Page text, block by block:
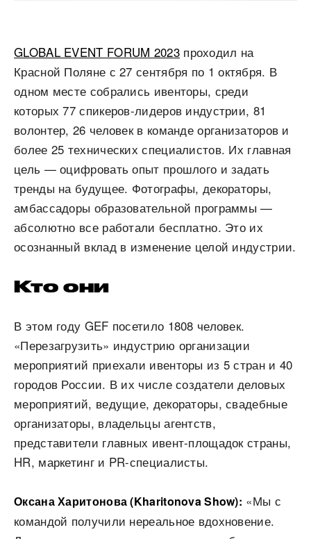
GLOBAL EVENT FORUM 2023проходил на
Красной Поляне с 27 сентября по 1 октября. В
одном месте собрались ивенторы, среди
которых 77 спикеров-лидеров индустрии, 81
волонтер, 26 человек в команде организаторов и
более 25 технических специалистов. Их главная
цель — оцифровать опыт прошлого и задать
тренды на будущее. Фотографы, декораторы,
амбассадоры образовательной программы —
абсолютно все работали бесплатно. Это их
осознанный вклад в изменение целой индустрии.
Кто они
В этом году GEF посетило 1808 человек.
«Перезагрузить» индустрию организации
мероприятий приехали ивенторы из 5 стран и 40
городов России. В их числе создатели деловых
мероприятий, ведущие, декораторы, свадебные
организаторы, владельцы агентств,
представители главных ивент-площадок страны,
HR, маркетинг и PR-специалисты.
Оксана Харитонова (Kharitonova Show): «Мы с
командой получили нереальное вдохновение.